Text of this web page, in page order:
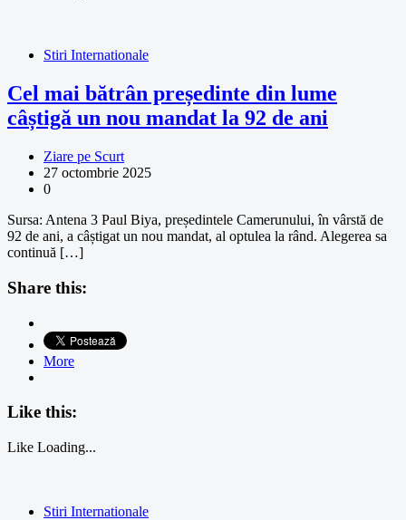
Stiri Internationale
Cel mai bătrân președinte din lume
câștigă un nou mandat la 92 de ani
Ziare pe Scurt
27 octombrie 2025
0
Sursa: Antena 3 Paul Biya, președintele Camerunului, în vârstă de
92 de ani, a câștigat un nou mandat, al optulea la rând. Alegerea sa
continuă […]
Share this:
More
Like this:
Like Loading...
Stiri Internationale